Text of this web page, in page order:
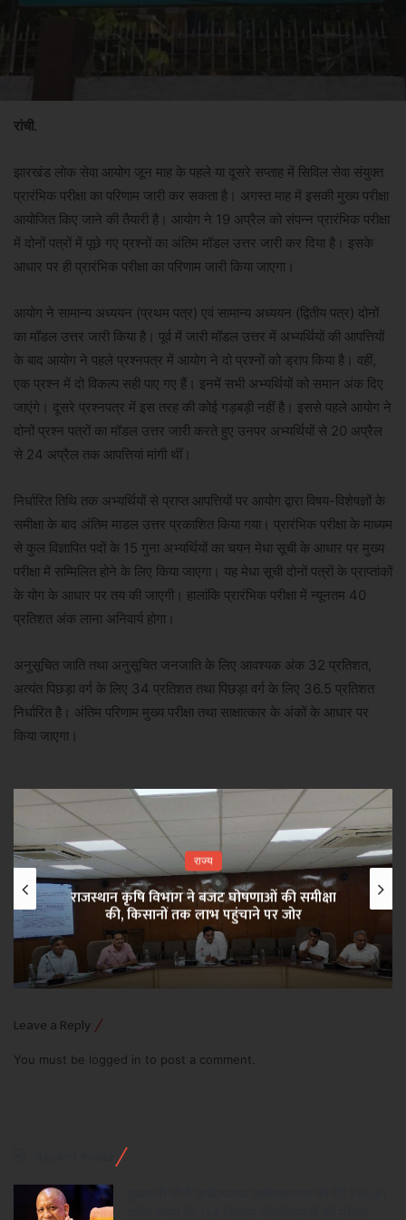
रांची.
झारखंड लोक सेवा आयोग जून माह के पहले या दूसरे सप्ताह में सिविल सेवा संयुक्त
प्रारंभिक परीक्षा का परिणाम जारी कर सकता है। अगस्त माह में इसकी मुख्य परीक्षा
आयोजित किए जाने की तैयारी है। आयाेग ने 19 अप्रैल को संपन्न प्रारंभिक परीक्षा
में दोनों पत्रों में पूछे गए प्रश्नों का अंतिम मॉडल उत्तर जारी कर दिया है। इसके
आधार पर ही प्रारंभिक परीक्षा का परिणाम जारी किया जाएगा।
आयोग ने सामान्य अध्ययन (प्रथम पत्र) एवं सामान्य अध्ययन (द्वितीय पत्र) दोनों
का मॉडल उत्तर जारी किया है। पूर्व में जारी मॉडल उत्तर में अभ्यर्थियों की आपत्तियों
के बाद आयोग ने पहले प्रश्नपत्र में आयोग ने दो प्रश्नों को ड्राप किया है। वहीं,
एक प्रश्न में दो विकल्प सही पाए गए हैं। इनमें सभी अभ्यर्थियों को समान अंक दिए
जाएंगे। दूसरे प्रश्नपत्र में इस तरह की कोई गड़बड़ी नहीं है। इससे पहले आयोग ने
दोनों प्रश्न पत्रों का मॉडल उत्तर जारी करते हुए उनपर अभ्यर्थियों से 20 अप्रैल
से 24 अप्रैल तक आपत्तियां मांगी थीं।
निर्धारित तिथि तक अभ्यर्थियों से प्राप्त आपत्तियों पर आयोग द्वारा विषय-विशेषज्ञों के
समीक्षा के बाद अंतिम माडल उत्तर प्रकाशित किया गया। प्रारंभिक परीक्षा के माध्यम
से कुल विज्ञापित पदों के 15 गुना अभ्यर्थियों का चयन मेधा सूची के आधार पर मुख्य
परीक्षा में सम्मिलित होने के लिए किया जाएगा। यह मेधा सूची दोनों पत्रों के प्राप्तांकों
के योग के आधार पर तय की जाएगी। हालांकि प्रारंभिक परीक्षा में न्यूनतम 40
प्रतिशत अंक लाना अनिवार्य होगा।
अनुसूचित जाति तथा अनुसूचित जनजाति के लिए आवश्यक अंक 32 प्रतिशत,
अत्यंत पिछड़ा वर्ग के लिए 34 प्रतिशत तथा पिछड़ा वर्ग के लिए 36.5 प्रतिशत
निर्धारित है। अंतिम परिणाम मुख्य परीक्षा तथा साक्षात्कार के अंकों के आधार पर
किया जाएगा।
राजस्थान कृषि विभाग ने बजट घोषणाओं की समीक्षा
की, किसानों तक लाभ पहुंचाने पर जोर
Leave a Reply
You must be logged in to post a comment.